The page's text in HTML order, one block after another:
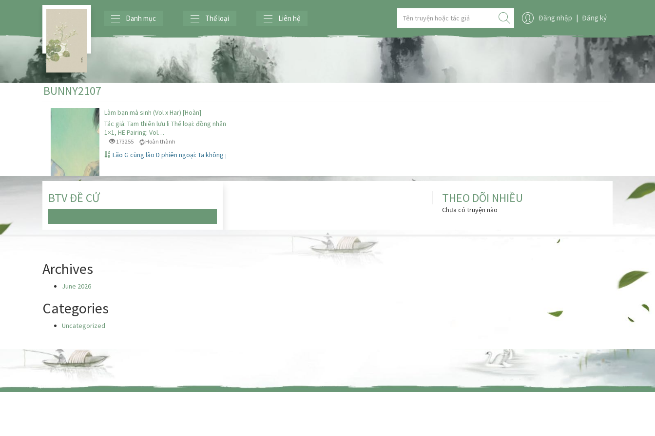
Danh mục Thể loại Liên hệ Đăng nhập | Đăng ký
BUNNY2107
Làm bạn mà sinh (Vol x Har) [Hoàn]
Tác giả: Tam thiên lưu li Thể loại: đồng nhân HP, xuyên không, huynh đệ văn,
1×1, HE Pairing: Vol…
173255 Hoàn thành
Lão G cùng lão D phiên ngoại: Ta không phải ông nội mà là ba ba của con
BTV ĐỀ CỬ THEO DÕI NHIỀU
Chưa có truyện nào
Archives
June 2026
Categories
Uncategorized